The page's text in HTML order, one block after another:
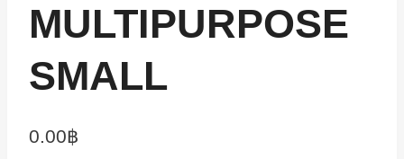
MULTIPURPOSE
SMALL
0.00฿